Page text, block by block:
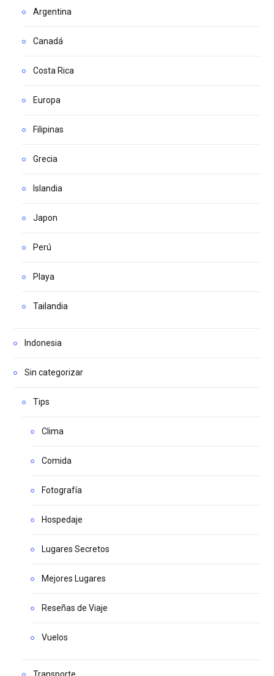
Argentina
Canadá
Costa Rica
Europa
Filipinas
Grecia
Islandia
Japon
Perú
Playa
Tailandia
Indonesia
Sin categorizar
Tips
Clima
Comida
Fotografía
Hospedaje
Lugares Secretos
Mejores Lugares
Reseñas de Viaje
Vuelos
Transporte